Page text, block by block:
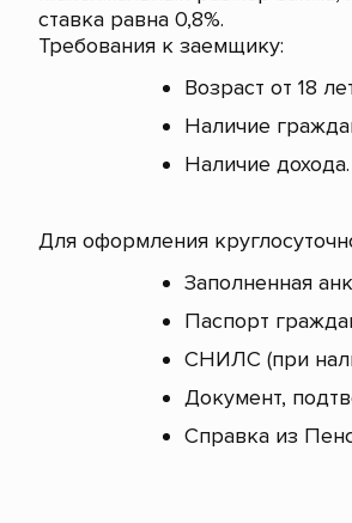
ставка равна 0,8%.
Требования к заемщику:
Возраст от 18
Наличие
Наличие дохода.
Для оформления
Заполненная
Паспорт
СНИЛС (при
Документ,
Справка из